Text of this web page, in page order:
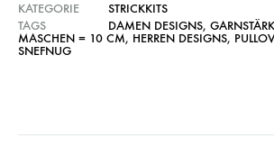
KATEGORIE
STRICKKITS
TAGS
DAMEN DESIGNS,
MASCHEN = 10 CM, HERREN DESIGNS,
SNEFNUG